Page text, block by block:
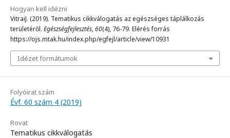
Hogyan kell idézni
VitraiJ. (2019). Tematikus cikkválogatás az egészséges táplálkozás
területéről. Egészségfejlesztés,60(4), 76-79. Elérés forrás
https://ojs.mtak.hu/index.php/egfejl/article/view/10931
Idézet formátumok
Folyóirat szám
Évf. 60 szám 4 (2019)
Rovat
Tematikus cikkválogatás